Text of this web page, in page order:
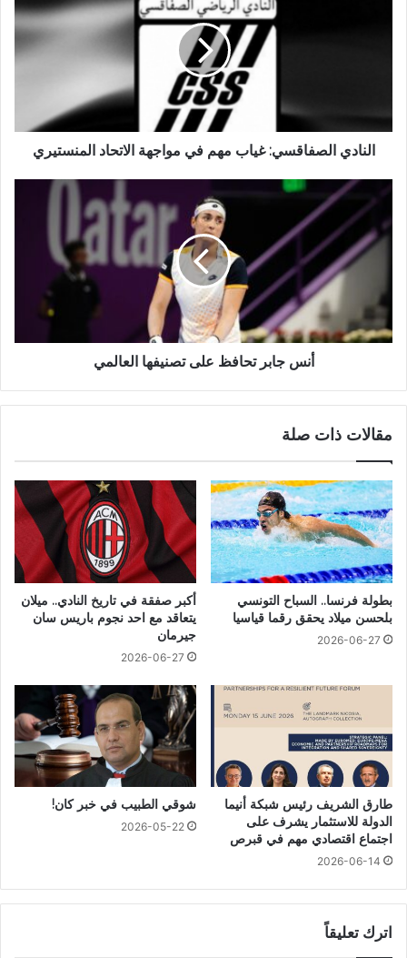
النادي الصفاقسي: غياب مهم في مواجهة الاتحاد المنستيري
أنس جابر تحافظ على تصنيفها العالمي
مقالات ذات صلة
بطولة فرنسا.. السباح التونسي
بلحسن ميلاد يحقق رقما قياسيا
2026-06-27
أكبر صفقة في تاريخ النادي.. ميلان
يتعاقد مع احد نجوم باريس سان
جيرمان
2026-06-27
طارق الشريف رئيس شبكة أنيما
الدولة للاستثمار يشرف على
اجتماع اقتصادي مهم في قبرص
2026-06-14
شوقي الطبيب في خبر كان!
2026-05-22
اترك تعليقاً